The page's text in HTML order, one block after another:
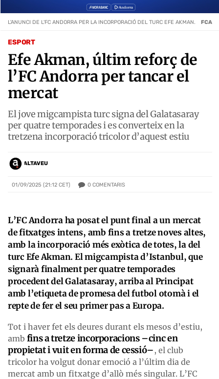
ESPORT
Efe Akman, últim reforç de
l’FC Andorra per tancar el
mercat
El jove migcampista turc signa del Galatasaray
per quatre temporades i es converteix en la
tretzena incorporació tricolor d’aquest estiu
ALTAVEU
01/09/2025 (21:12 CET) 0 COMENTARIS
L'ANUNCI DE L'FC ANDORRA PER LA INCORPORACIÓ DEL TURC EFE AKMAN. FCA
L’FC Andorra ha posat el punt final a un mercat
de fitxatges intens, amb fins a tretze noves altes,
amb la incorporació més exòtica de totes, la del
turc Efe Akman. El migcampista d’Istanbul, que
signarà finalment per quatre temporades
procedent del Galatasaray, arriba al Principat
amb l’etiqueta de promesa del futbol otomà i el
repte de fer el seu primer pas a Europa.
Tot i haver fet els deures durant els mesos d’estiu,
amb fins a tretze incorporacions –cinc en
propietat i vuit en forma de cessió–, el club
tricolor ha volgut donar emoció a l’últim dia de
mercat amb un fitxatge d’allò més singular. L’FC